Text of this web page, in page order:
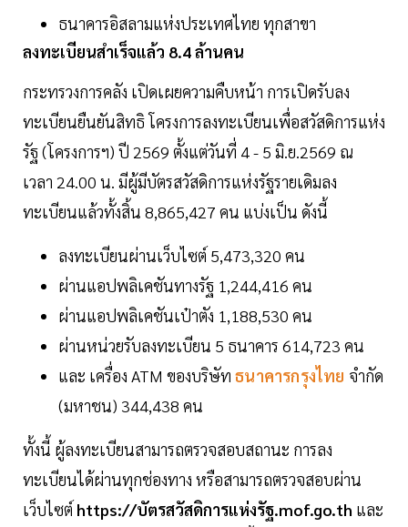
ธนาคารอิสลามแห่งประเทศไทย ทุกสาขา
ลงทะเบียนสำเร็จแล้ว 8.4 ล้านคน
กระทรวงการคลัง เปิดเผยความคืบหน้า การเปิดรับลง
ทะเบียนยืนยันสิทธิ โครงการลงทะเบียนเพื่อสวัสดิการแห่ง
รัฐ (โครงการฯ) ปี 2569 ตั้งแต่วันที่ 4 - 5 มิ.ย.2569 ณ
เวลา 24.00 น. มีผู้มีบัตรสวัสดิการแห่งรัฐรายเดิมลง
ทะเบียนแล้วทั้งสิ้น 8,865,427 คน แบ่งเป็น ดังนี้
ลงทะเบียนผ่านเว็บไซต์ 5,473,320 คน
ผ่านแอปพลิเคชันทางรัฐ 1,244,416 คน
ผ่านแอปพลิเคชันเป๋าตัง 1,188,530 คน
ผ่านหน่วยรับลงทะเบียน 5 ธนาคาร 614,723 คน
และ เครื่อง ATM ของบริษัท ธนาคารกรุงไทย จำกัด
(มหาชน) 344,438 คน
ทั้งนี้ ผู้ลงทะเบียนสามารถตรวจสอบสถานะ การลง
ทะเบียนได้ผ่านทุกช่องทาง หรือสามารถตรวจสอบผ่าน
เว็บไซต์ https://บัตรสวัสดิการแห่งรัฐ.mof.go.th และ